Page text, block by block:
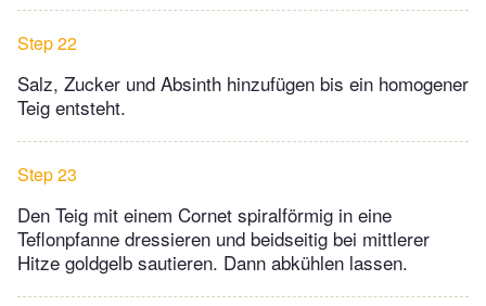
Step 22
Salz, Zucker und Absinth hinzufügen bis ein homogener
Teig entsteht.
Step 23
Den Teig mit einem Cornet spiralförmig in eine
Teflonpfanne dressieren und beidseitig bei mittlerer
Hitze goldgelb sautieren. Dann abkühlen lassen.